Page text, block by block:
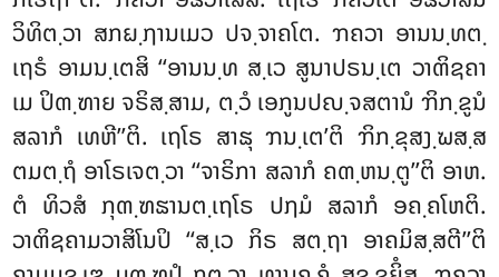
ວິທິຕ຺ວາ ສກຏ຺ຐານເມວ ປຈ຺ຈາຄໂຕ. ຠຄວາ ອານນ຺ທຕ຺
ເຖຣໍ ອາມນ຺ເຕສິ ‘‘ອານນ຺ທ ສ຺ເວ ສູນາປຣນ຺ເຕ ວາຓິຊຄາ
ເມ ປິຓ຺ຑາຍ ຈຣິສ຺ສາມ, ຕ຺ວໍ ເອກູນປຎ຺ຈສຕານໍ ຠິກ຺ຂູນໍ
ສລາກໍ ເທຫີ’’ຕິ. ເຖໂຣ ສາຘຸ ຠນ຺ເຕ’ຕິ ຠິກ຺ຂຸສງ຺ຆສ຺ສ
ຕມຕ຺ຖໍ ອາໂຣເຈຕ຺ວາ ‘‘ຈາຣິກາ ສລາກໍ ຄຓ຺ຫນ຺ຕູ’’ຕິ ອາຫ.
ຕໍ ທິວສໍ ກຸຓ຺ຑຘານຕ຺ເຖໂຣ ປຐມໍ ສລາກໍ ອຄ຺ຄໂຫຕິ.
ວາຓິຊຄາມວາສິໂນປິ ‘‘ສ຺ເວ ກິຣ ສຕ຺ຖາ ອາຄມິສ຺ສຕີ’’ຕິ